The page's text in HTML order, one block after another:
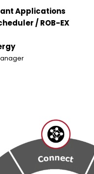
Applications
/ ROB-EX